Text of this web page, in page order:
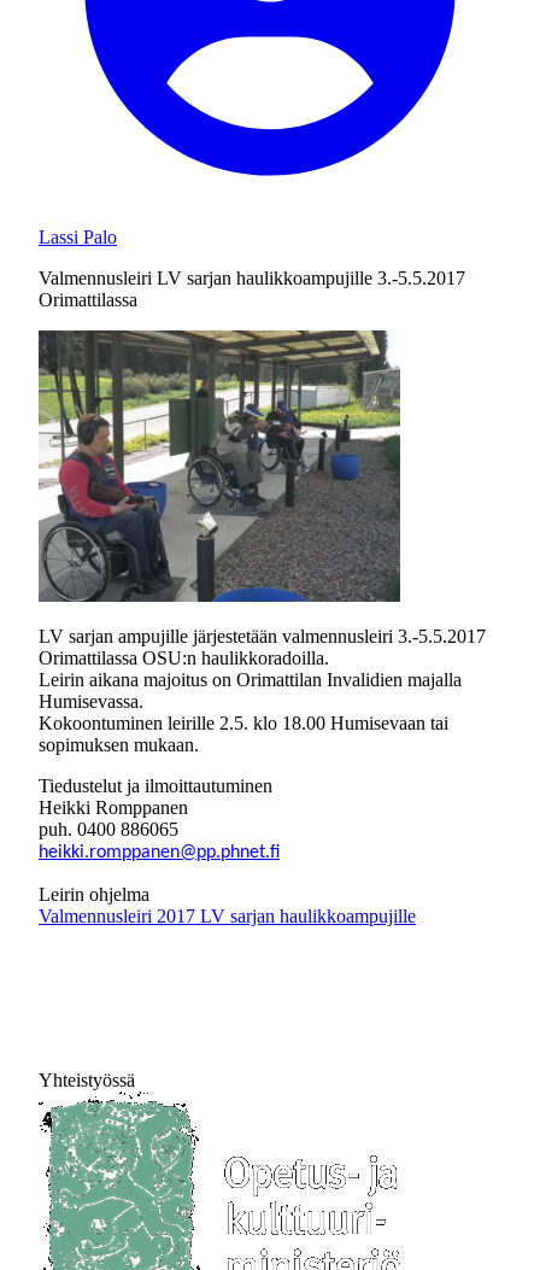
Lassi Palo
Valmennusleiri LV sarjan haulikkoampujille 3.-5.5.2017
Orimattilassa
LV sarjan ampujille järjestetään valmennusleiri 3.-5.5.2017
Orimattilassa OSU:n haulikkoradoilla.
Leirin aikana majoitus on Orimattilan Invalidien majalla
Humisevassa.
Kokoontuminen leirille 2.5. klo 18.00 Humisevaan tai
sopimuksen mukaan.
Tiedustelut ja ilmoittautuminen
Heikki Romppanen
puh. 0400 886065
heikki.romppanen@pp.phnet.fi
Leirin ohjelma
Valmennusleiri 2017 LV sarjan haulikkoampujille
Yhteistyössä